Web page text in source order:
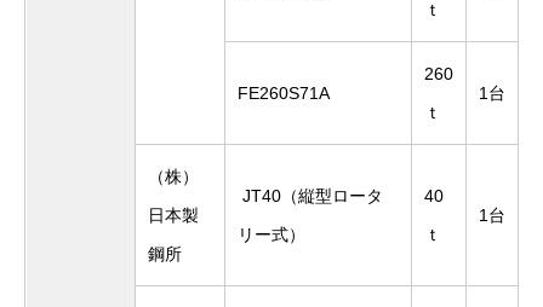
ｔ
FE260S71A
260
ｔ
1台
（株）
日本製
鋼所
JT40（縦型ロータ
リー式）
40
ｔ
1台